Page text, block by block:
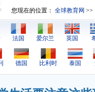
您现在的位置： 全球教育网 >>
法国 爱尔兰 英国
德国 比利时 泰国